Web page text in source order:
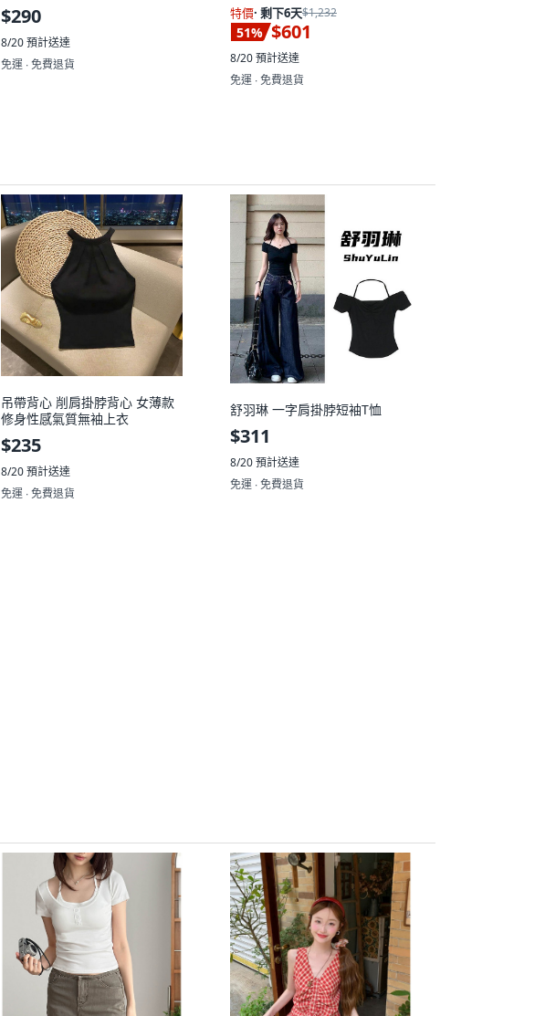
$290
8/20預計送達
免運 ∙ 免費退貨
特價· 剩下6天$1,232
51% $601
8/20預計送達
免運 ∙ 免費退貨
吊帶背心 削肩掛脖背心 女薄款
修身性感氣質無袖上衣
$235
8/20預計送達
免運 ∙ 免費退貨
舒羽琳 一字肩掛脖短袖T恤
$311
8/20預計送達
免運 ∙ 免費退貨